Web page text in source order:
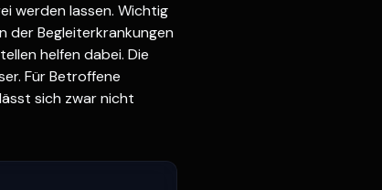
werden lassen. Wichtig
der Begleiterkrankungen
helfen dabei. Die
Für Betroffene
sich zwar nicht